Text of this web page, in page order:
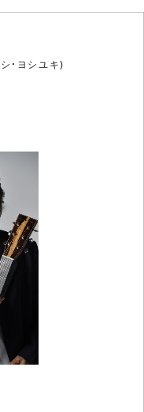
ヨシユキ)